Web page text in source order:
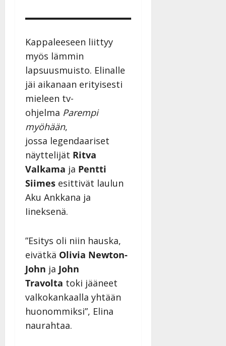
Kappaleeseen liittyy
myös lämmin
lapsuusmuisto. Elinalle
jäi aikanaan erityisesti
mieleen tv-
ohjelma Parempi
myöhään,
jossa legendaariset
näyttelijät Ritva
Valkama ja Pentti
Siimes esittivät laulun
Aku Ankkana ja
Iineksenä.
”Esitys oli niin hauska,
eivätkä Olivia Newton-
John ja John
Travolta toki jääneet
valkokankaalla yhtään
huonommiksi”, Elina
naurahtaa.